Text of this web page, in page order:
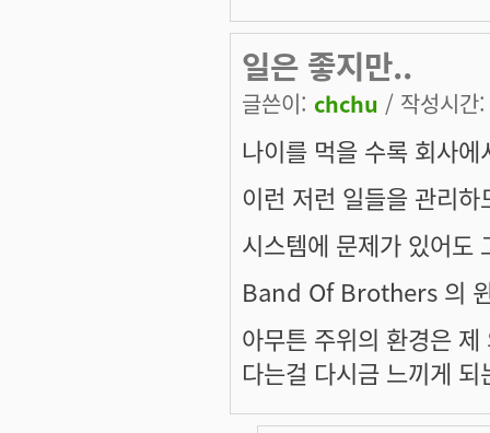
일은 좋지만..
글쓴이: chchu / 작성시
나이를 먹을 수록 회사
이런 저런 일들을 관리
시스템에 문제가 있어도
Band Of Brothers 의
아무튼 주위의 환경은
다는걸 다시금 느끼게 되